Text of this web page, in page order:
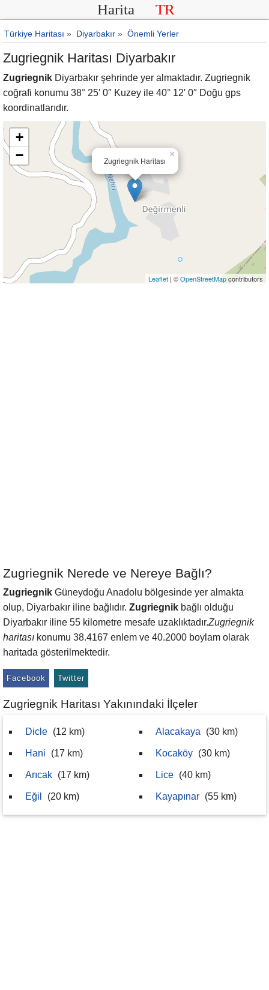
Harita TR
Türkiye Haritası » Diyarbakır » Önemli Yerler
Zugriegnik Haritası Diyarbakır
Zugriegnik Diyarbakır şehrinde yer almaktadır. Zugriegnik
coğrafi konumu 38° 25′ 0″ Kuzey ile 40° 12′ 0″ Doğu gps
koordinatlarıdır.
Zugriegnik Haritası
×
+
−
Leaflet | ©OpenStreetMapcontributors
Zugriegnik Nerede ve Nereye Bağlı?
Zugriegnik Güneydoğu Anadolu bölgesinde yer almakta
olup, Diyarbakır iline bağlıdır. Zugriegnik bağlı olduğu
Diyarbakır iline 55 kilometre mesafe uzaklıktadır.Zugriegnik
haritası konumu 38.4167 enlem ve 40.2000 boylam olarak
haritada gösterilmektedir.
Facebook Twitter
Zugriegnik Haritası Yakınındaki İlçeler
Dicle (12 km)
Hani (17 km)
Arıcak (17 km)
Eğil (20 km)
Alacakaya (30 km)
Kocaköy (30 km)
Lice (40 km)
Kayapınar (55 km)